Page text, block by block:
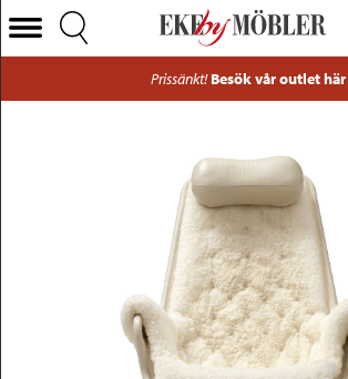
Jetson fåtölj krom och fårskinn Naturale offwhite
Välj Kategori
Prissänkt! Besök vår outlet här